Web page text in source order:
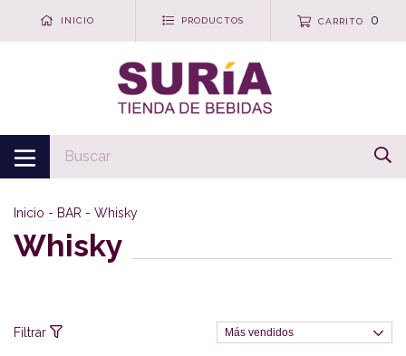
INICIO PRODUCTOS CARRITO 0
Inicio - BAR - Whisky
Whisky
Filtrar